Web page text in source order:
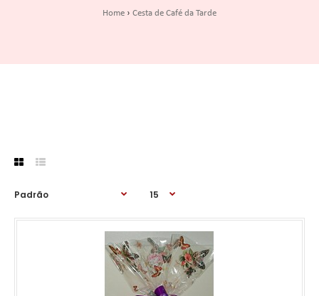
Home Cesta de Café da Tarde